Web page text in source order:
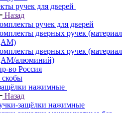
ручек для дверей
Назад
ручек для дверей
дверных ручек (материал
дверных ручек (материал
алюминий)
во Россия
скобы
нажимные
Назад
защёлки нажимные